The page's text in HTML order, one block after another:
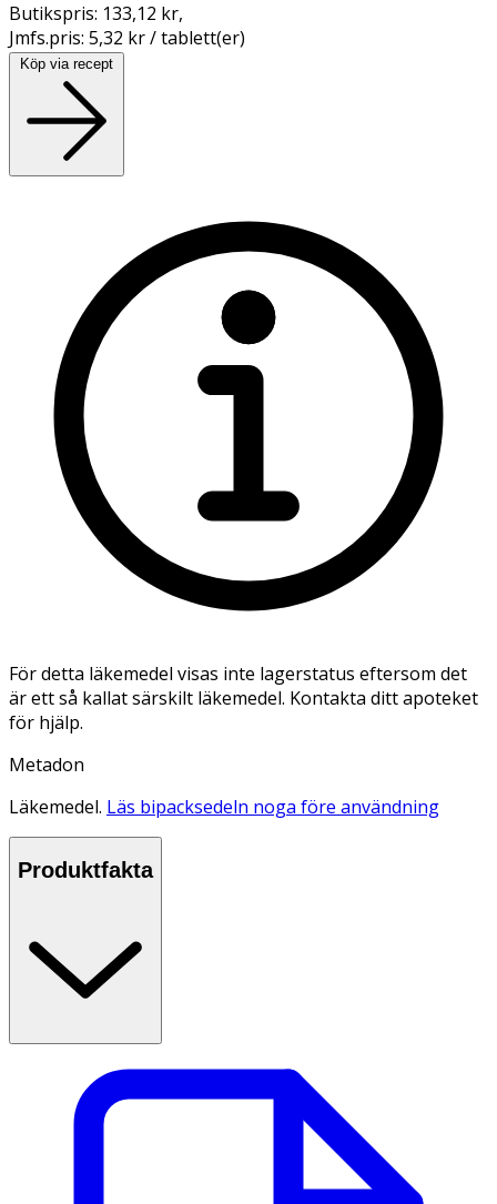
Butikspris: 133,12 kr,
Jmfs.pris: 5,32 kr / tablett(er)
Köp via recept
För detta läkemedel visas inte lagerstatus eftersom det
är ett så kallat särskilt läkemedel. Kontakta ditt apoteket
för hjälp.
Metadon
Läkemedel. Läs bipacksedeln noga före användning
Produktfakta